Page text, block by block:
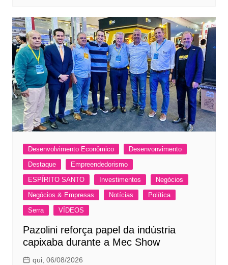
Desenvolvimento Econômico
Desenvonvimento
Destaque
Empreendedorismo
ESPÍRITO SANTO
Investimentos
Negócios
Negócios & Empresas
Notícias
Política
Serra
VÍDEOS
Pazolini reforça papel da indústria
capixaba durante a Mec Show
qui, 06/08/2026